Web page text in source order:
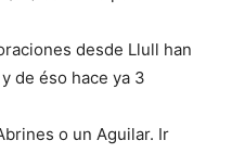
desde Llull han
de éso hace ya 3
o un Aguilar. Ir